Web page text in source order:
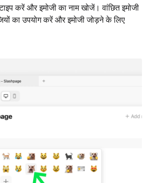
करें और इमोजी का नाम खोजें। वांछित इमोजी
का उपयोग करें और इमोजी जोड़ने के लिए